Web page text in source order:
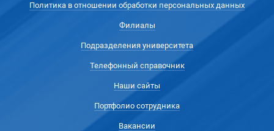
Политика в отношении обработки персональных данных
Филиалы
Подразделения университета
Телефонный справочник
Наши сайты
Портфолио сотрудника
Вакансии